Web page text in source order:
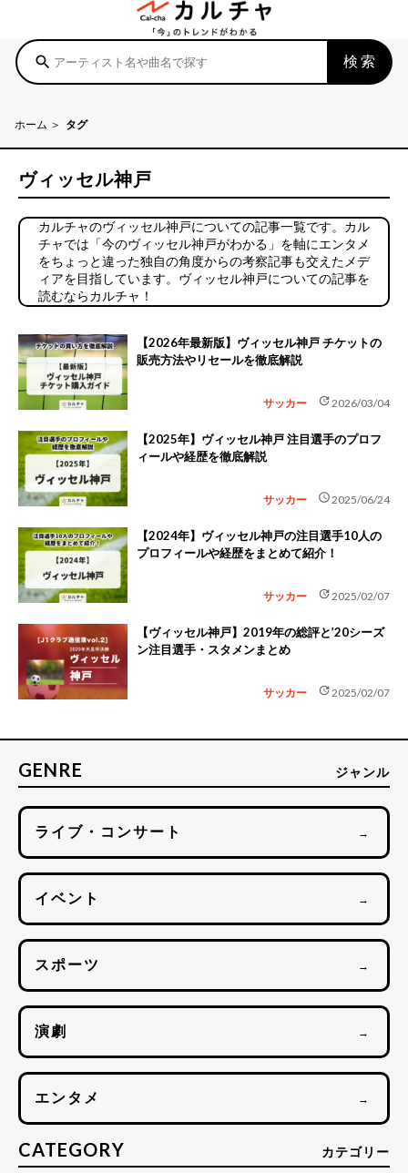
search 検索
ホーム タグ
ヴィッセル神戸
カルチャのヴィッセル神戸についての記事一覧です。カル
チャでは「今のヴィッセル神戸がわかる」を軸にエンタメ
をちょっと違った独自の角度からの考察記事も交えたメデ
ィアを目指しています。ヴィッセル神戸についての記事を
読むならカルチャ！
【2026年最新版】ヴィッセル神戸 チケットの
販売方法やリセールを徹底解説
サッカー update2026/03/04
【2025年】ヴィッセル神戸 注目選手のプロフ
ィールや経歴を徹底解説
サッカー schedule2025/06/24
【2024年】ヴィッセル神戸の注目選手10人の
プロフィールや経歴をまとめて紹介！
サッカー update2025/02/07
【ヴィッセル神戸】2019年の総評と’20シーズ
ン注目選手・スタメンまとめ
サッカー update2025/02/07
GENRE ジャンル
ライブ・コンサート →
イベント →
スポーツ →
演劇 →
エンタメ →
CATEGORY カテゴリー